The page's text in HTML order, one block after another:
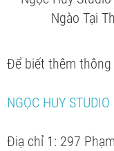
Để biết thêm
NGỌC HUY STUDIO
Điạ chỉ 1: 297